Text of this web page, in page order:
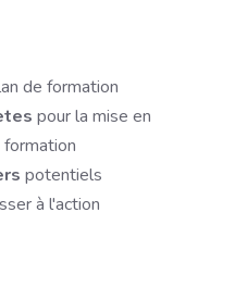
de formation
pour la mise en
potentiels
à l'action